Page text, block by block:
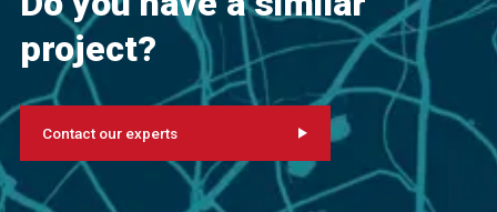
project?
Contact our experts